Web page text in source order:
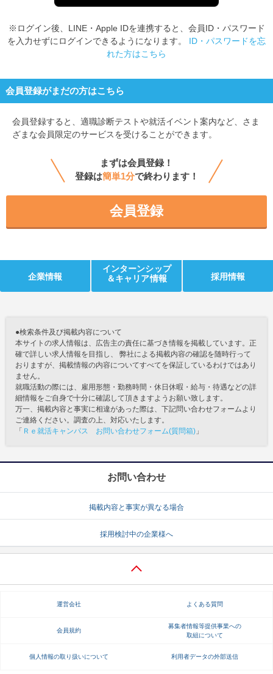
※ログイン後、LINE・Apple IDを連携すると、会員ID・パスワード
を入力せずにログインできるようになります。 ID・パスワードを忘
れた方はこちら
会員登録がまだの方はこちら
会員登録すると、 適職診断テストや就活イベント案内など、さま
ざまな会員限定のサービスを受けることができます。
まずは会員登録！
登録は簡単1分で終わります！
会員登録
企業情報
インターンシップ
＆キャリア情報
採用情報
●検索条件及び掲載内容について
本サイトの求人情報は、広告主の責任に基づき情報を掲載しています。正
確で詳しい求人情報を目指し、 弊社による掲載内容の確認を随時行って
おりますが、掲載情報の内容についてすべてを保証しているわけではあり
ません。
就職活動の際には、雇用形態・勤務時間・休日休暇・給与・待遇などの詳
細情報をご自身で十分に確認して頂きますようお願い致します。
万一、掲載内容と事実に相違があった際は、下記問い合わせフォームより
ご連絡ください。調査の上、対応いたします。
「 Ｒｅ就活キャンパス お問い合わせフォーム(質問箱) 」
お問い合わせ
掲載内容と事実が異なる場合
採用検討中の企業様へ
運営会社 よくある質問
会員規約
募集者情報等提供事業への
取組について
個人情報の取り扱いについて 利用者データの外部送信